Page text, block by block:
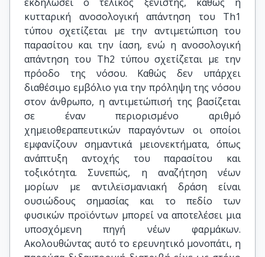
κυτταρική ανοσολογική απάντηση του Th1
τύπου σχετίζεται με την αντιμετώπιση του
παρασίτου και την ίαση, ενώ η ανοσολογική
απάντηση του Th2 τύπου σχετίζεται με την
πρόοδο της νόσου. Καθώς δεν υπάρχει
διαθέσιμο εμβόλιο για την πρόληψη της νόσου
στον άνθρωπο, η αντιμετώπισή της βασίζεται
σε έναν περιορισμένο αριθμό
χημειοθεραπευτικών παραγόντων οι οποίοι
εμφανίζουν σημαντικά μειονεκτήματα, όπως
ανάπτυξη αντοχής του παρασίτου και
τοξικότητα. Συνεπώς, η αναζήτηση νέων
μορίων με αντιλεϊσμανιακή δράση είναι
ουσιώδους σημασίας και το πεδίο των
φυσικών προϊόντων μπορεί να αποτελέσει μια
υποσχόμενη πηγή νέων φαρμάκων.
Ακολουθώντας αυτό το ερευνητικό μονοπάτι, η